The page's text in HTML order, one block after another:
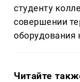
студенту
совершении
оборудования
Читайте